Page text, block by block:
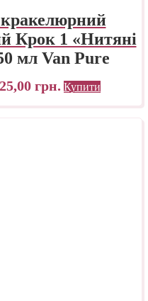
Крок 1 «Нитяні
мл Van Pure
грн. Купити